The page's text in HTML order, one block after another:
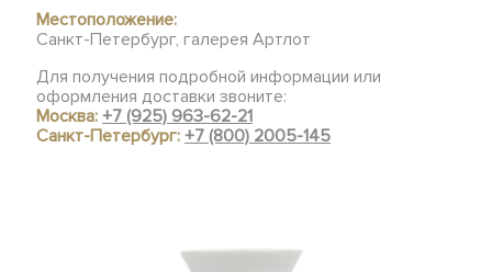
Местоположение:
Санкт-Петербург, галерея Артлот
Для получения подробной информации или
оформления доставки звоните:
Москва:+7 (925) 963-62-21
Санкт-Петербург:+7 (800) 2005-145